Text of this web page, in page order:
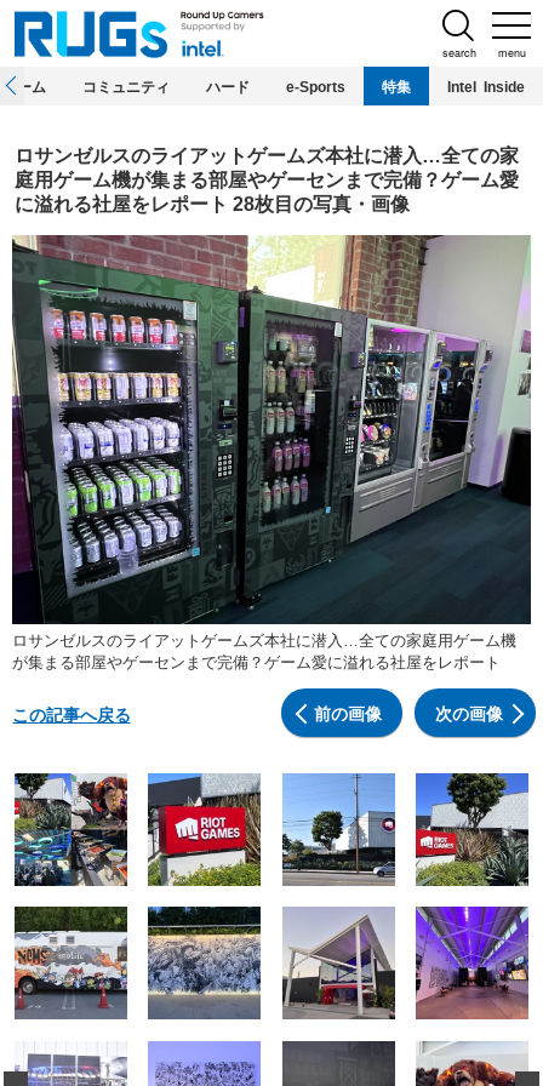
menu
search
ホーム コミュニティ ハード e-Sports 特集 Intel Inside
ロサンゼルスのライアットゲームズ本社に潜入…全ての家
庭用ゲーム機が集まる部屋やゲーセンまで完備？ゲーム愛
に溢れる社屋をレポート 28枚目の写真・画像
ロサンゼルスのライアットゲームズ本社に潜入…全ての家庭用ゲーム機
が集まる部屋やゲーセンまで完備？ゲーム愛に溢れる社屋をレポート
前の画像 次の画像
この記事へ戻る